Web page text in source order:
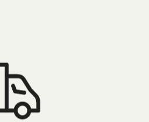
accessible
Il trouve facilement sa place
un fromage de caractère
2022